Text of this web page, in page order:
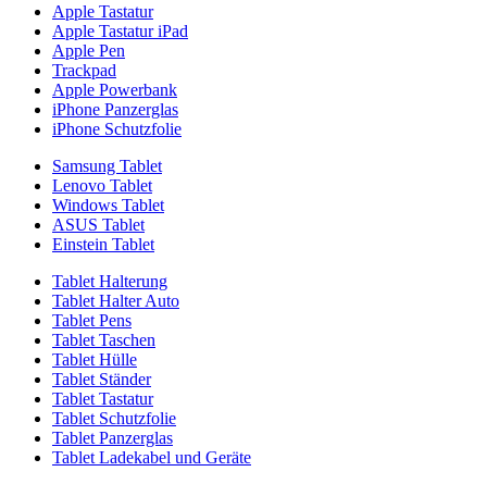
Apple Tastatur
Apple Tastatur iPad
Apple Pen
Trackpad
Apple Powerbank
iPhone Panzerglas
iPhone Schutzfolie
Samsung Tablet
Lenovo Tablet
Windows Tablet
ASUS Tablet
Einstein Tablet
Tablet Halterung
Tablet Halter Auto
Tablet Pens
Tablet Taschen
Tablet Hülle
Tablet Ständer
Tablet Tastatur
Tablet Schutzfolie
Tablet Panzerglas
Tablet Ladekabel und Geräte